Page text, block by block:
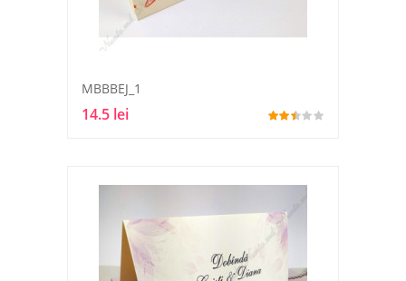
MBBBEJ_1
14.5 lei